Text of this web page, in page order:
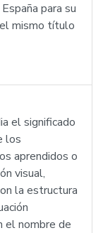
para su
mismo título
el significado
los
aprendidos o
visual,
la estructura
el nombre de